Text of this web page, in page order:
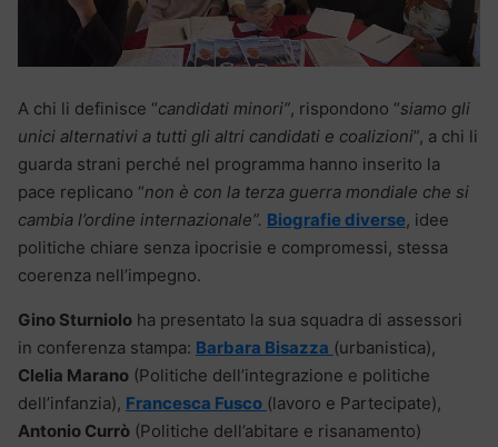
A chi li definisce “candidati minori”, rispondono “siamo gli
unici alternativi a tutti gli altri candidati e coalizioni”, a chi li
guarda strani perché nel programma hanno inserito la
pace replicano “non è con la terza guerra mondiale che si
cambia l’ordine internazionale”. Biografie diverse, idee
politiche chiare senza ipocrisie e compromessi, stessa
coerenza nell’impegno.
Gino Sturniolo ha presentato la sua squadra di assessori
in conferenza stampa: Barbara Bisazza (urbanistica),
Clelia Marano (Politiche dell’integrazione e politiche
dell’infanzia), Francesca Fusco (lavoro e Partecipate),
Antonio Currò (Politiche dell’abitare e risanamento)